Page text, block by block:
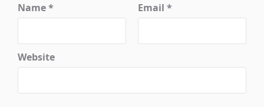
Name* Email *
Website